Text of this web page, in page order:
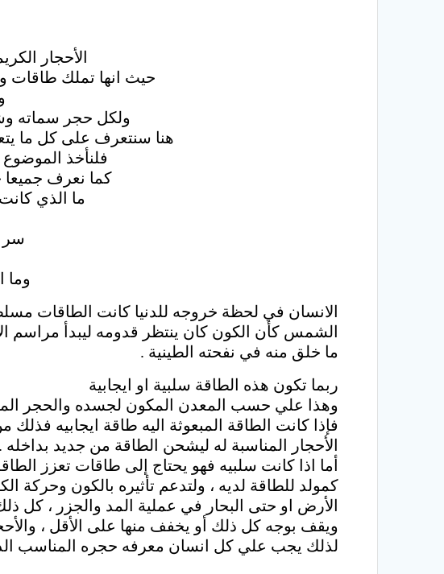
الأحجار
حيث انها تملك طاقات
ولكل حجر سماته
هنا سنتعرف على كل ما
فلنأخذ الموضوع
كما نعرف
ما الذي
سر
الانسان في لحظة خروجه للدنيا كانت الطاقات
الشمس كأن الكون كان ينتظر قدومه ليبدأ مراسم
ما خلق منه في نفحته الطينية .
ربما تكون هذه الطاقة سلبية او ايجابية
وهذا علي حسب المعدن المكون لجسده والحجر
فإذا كانت الطاقة المبعوثة اليه طاقة ايجابيه
الأحجار المناسبة له ليشحن الطاقة من جديد بداخله .
أما اذا كانت سلبيه فهو يحتاج إلى طاقات تعزز
كمولد للطاقة لديه ، ولتدعم تأثيره بالكون وحركة
الأرض او حتى البحار في عملية المد والجزر ، كل
ويقف بوجه كل ذلك أو يخفف منها على الأقل ،
لذلك يجب علي كل انسان معرفه حجره المناسب